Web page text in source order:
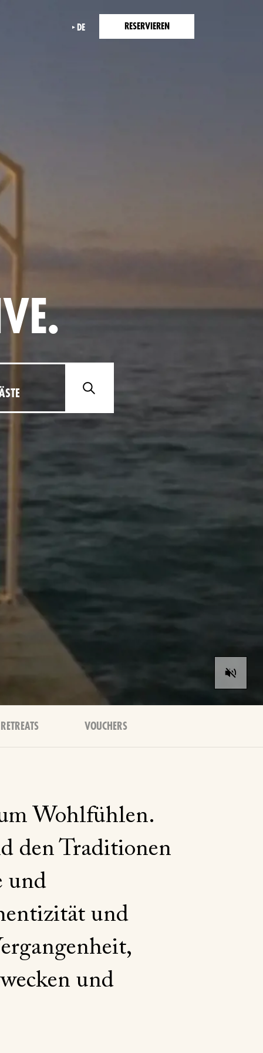
DE RESERVIEREN
RETREATS VOUCHERS
Wohlfühlen.
den Traditionen
und
und
und